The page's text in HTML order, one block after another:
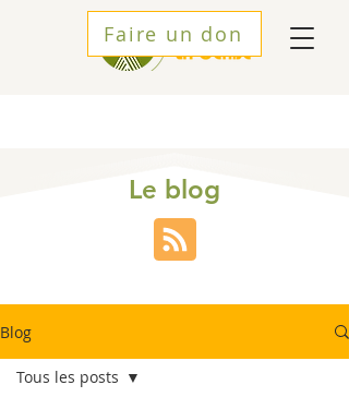
Faire un don
Le blog
Blog
Tous les posts